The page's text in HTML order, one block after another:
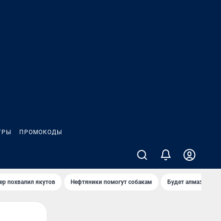
ПРОМОКОДЫ
похвалил якутов Нефтяники помогут собакам Будет алмазный